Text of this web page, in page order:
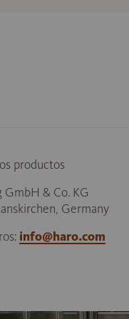
productos
& Co. KG
Germany
info@haro.com